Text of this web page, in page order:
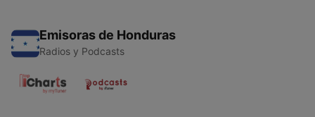
Emisoras de Honduras
Radios y Podcasts